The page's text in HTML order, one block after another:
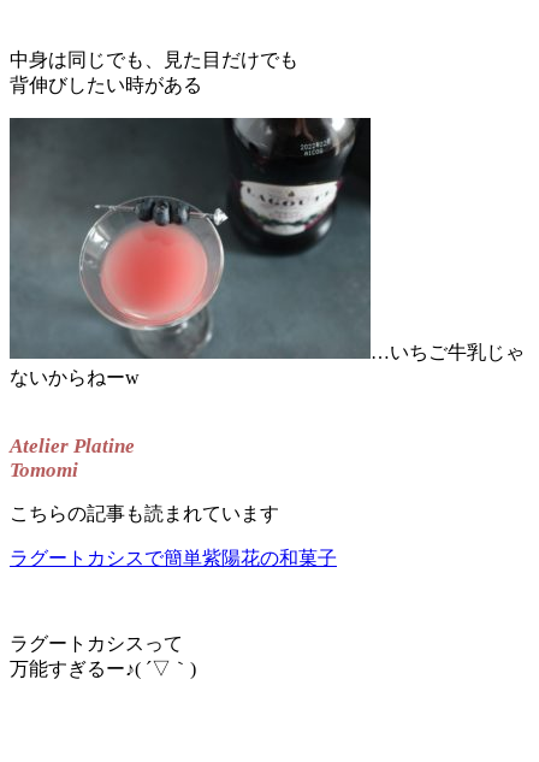
中身は同じでも、見た目だけでも
背伸びしたい時がある
…いちご牛乳じゃ
ないからねーw
Atelier Platine
Tomomi
こちらの記事も読まれています
ラグートカシスで簡単紫陽花の和菓子
ラグートカシスって
万能すぎるー♪( ´▽｀)